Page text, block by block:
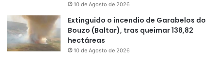
10 de Agosto de 2026
Extinguido o incendio de Garabelos do
Bouzo (Baltar), tras queimar 138,82
hectáreas
10 de Agosto de 2026